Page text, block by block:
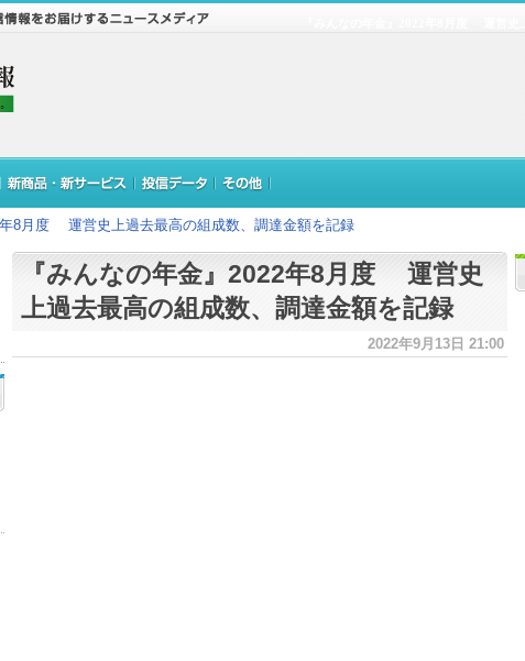
年8月度 運営史上過去最高の組成数、調達金額を記録
『みんなの年金』2022年8月度 運営史
上過去最高の組成数、調達金額を記録
2022年9月13日 21:00